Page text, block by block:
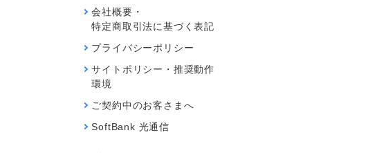
会社概要・
特定商取引法に基づく表記
プライバシーポリシー
サイトポリシー・推奨動作
環境
ご契約中のお客さまへ
SoftBank 光通信